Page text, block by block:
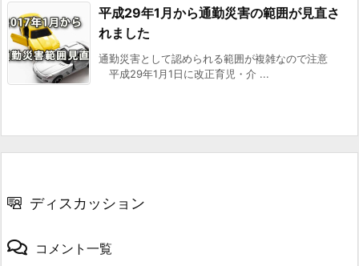
平成29年1月から通勤災害の範囲が見直さ
れました
通勤災害として認められる範囲が複雑なので注意
平成29年1月1日に改正育児・介 ...
ディスカッション
コメント一覧